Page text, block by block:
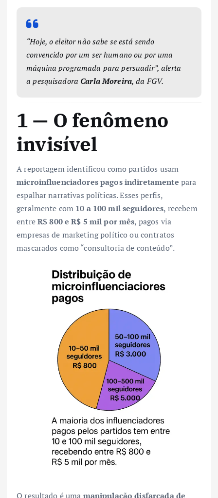
“Hoje, o eleitor não sabe se está sendo
convencido por um ser humano ou por uma
máquina programada para persuadir”, alerta
a pesquisadora Carla Moreira, da FGV.
1 — O fenômeno
invisível
A reportagem identificou como partidos usam
microinfluenciadores pagos indiretamente para
espalhar narrativas políticas. Esses perfis,
geralmente com 10 a 100 mil seguidores, recebem
entreR$ 800 e R$ 5 mil por mês, pagos via
empresas de marketing político ou contratos
mascarados como “consultoria de conteúdo”.
O resultado é uma manipulação disfarçada de